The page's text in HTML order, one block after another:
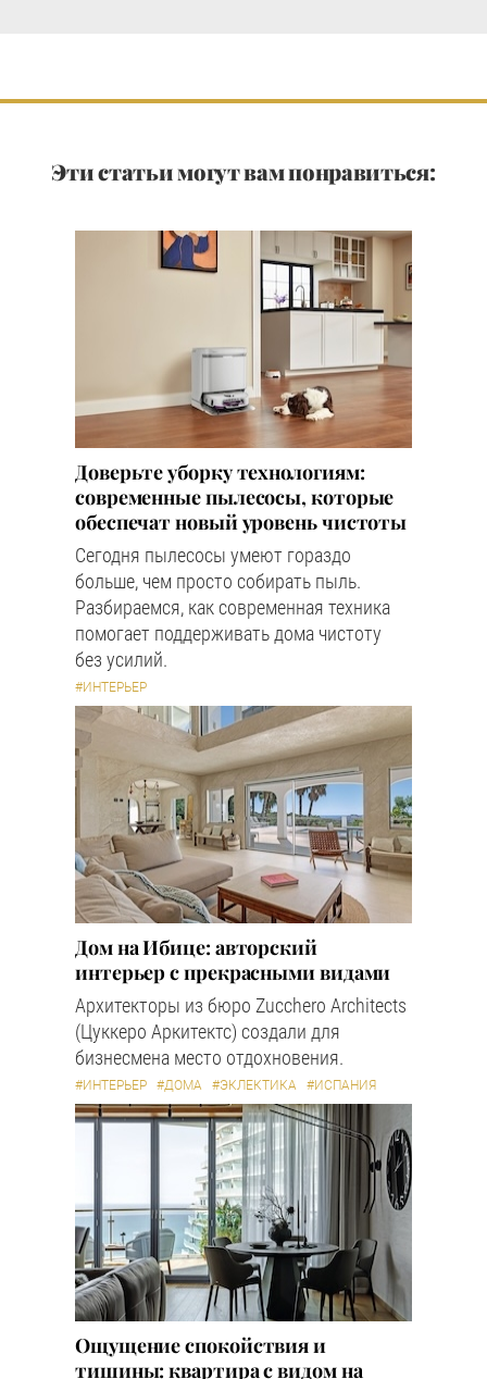
Эти статьи могут вам понравиться:
Доверьте уборку технологиям:
современные пылесосы, которые
обеспечат новый уровень чистоты
Сегодня пылесосы умеют гораздо
больше, чем просто собирать пыль.
Разбираемся, как современная техника
помогает поддерживать дома чистоту
без усилий.
#ИНТЕРЬЕР
Дом на Ибице: авторский
интерьер с прекрасными видами
Архитекторы из бюро Zucchero Architects
(Цуккеро Аркитектс) создали для
бизнесмена место отдохновения.
#ИНТЕРЬЕР #ДОМА #ЭКЛЕКТИКА #ИСПАНИЯ
Ощущение спокойствия и
тишины: квартира с видом на